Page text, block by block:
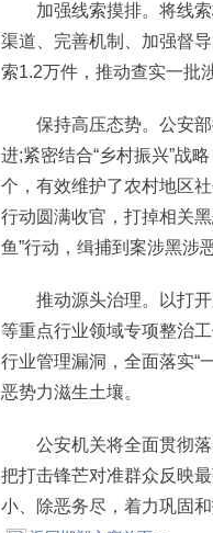
加强线索摸排。将线索
渠道、完善机制、加强督
索1.2万件，推动查实一批
保持高压态势。公安部
进;紧密结合“乡村振兴”战
个，有效维护了农村地区
行动圆满收官，打掉相关
鱼”行动，缉捕到案涉黑涉
推动源头治理。以打开
等重点行业领域专项整治
行业管理漏洞，全面落实“
恶势力滋生土壤。
公安机关将全面贯彻落
把打击锋芒对准群众反映
小、除恶务尽，着力巩固